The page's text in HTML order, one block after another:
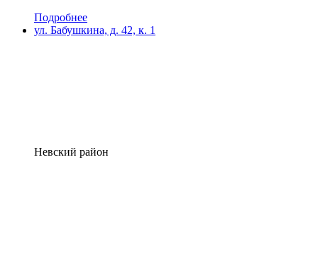
Подробнее
ул. Бабушкина, д. 42, к. 1
Невский район